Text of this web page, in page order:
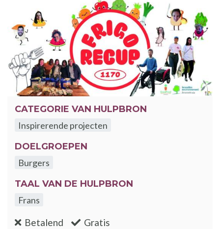
CATEGORIE VAN HULPBRON
Inspirerende projecten
DOELGROEPEN
Burgers
TAAL VAN DE HULPBRON
Frans
Betalend :nee Gratis